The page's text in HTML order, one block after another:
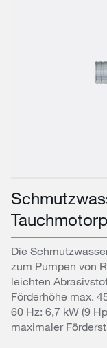
Die
zum Pumpen von
leichten
Förderhöhe max.
60 Hz: 6,7 kW (9
maximaler